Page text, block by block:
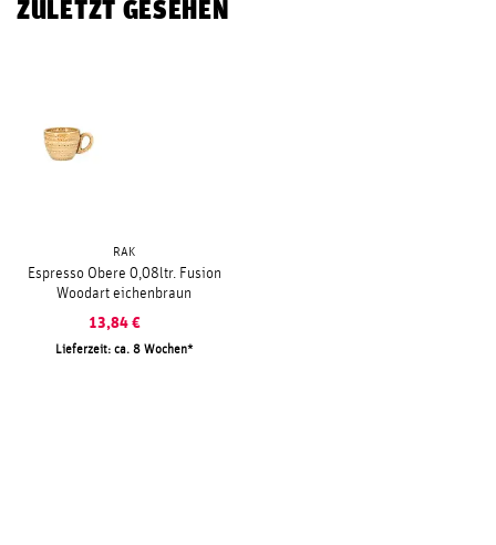
ZULETZT GESEHEN
RAK
Espresso Obere 0,08ltr. Fusion
Woodart eichenbraun
13,84 €
Lieferzeit: ca. 8 Wochen